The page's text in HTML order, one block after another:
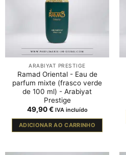
ARABIYAT PRESTIGE
Ramad Oriental - Eau de
parfum mixte (frasco verde
de 100 ml) - Arabiyat
Prestige
49,90€ IVA incluído
ADICIONAR AO CARRINHO